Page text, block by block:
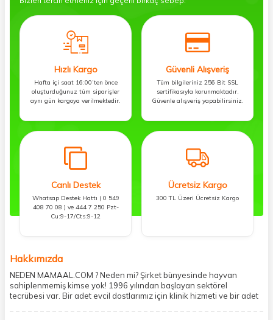
Hızlı Kargo
Hafta içi saat 16:00’ten önce
oluşturduğunuz tüm siparişler
aynı gün kargoya verilmektedir.
Güvenli Alışveriş
Tüm bilgileriniz 256 Bit SSL
sertifikasıyla korunmaktadır.
Güvenle alışveriş yapabilirsiniz.
Canlı Destek
Whatsap Destek Hattı ( 0 549
408 70 08 ) ve 444 7 250 Pzt-
Cu:9-17/Cts:9-12
Ücretsiz Kargo
300 TL Üzeri Ücretsiz Kargo
Hakkımızda
NEDEN MAMAAL.COM ? Neden mi? Şirket bünyesinde hayvan
sahiplenmemiş kimse yok! 1996 yılından başlayan sektörel
tecrübesi var. Bir adet evcil dostlarımız için klinik hizmeti ve bir adet